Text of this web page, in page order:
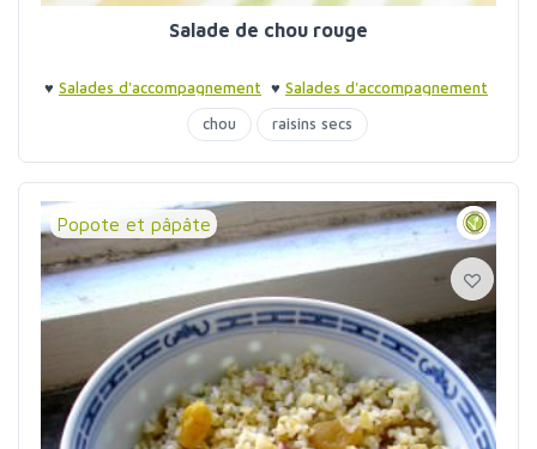
Salade de chou rouge
♥ Salades d'accompagnement ♥ Salades d'accompagnement
chou
raisins secs
Popote et pâpâte